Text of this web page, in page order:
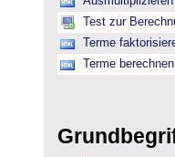
Test zur
Terme
Terme